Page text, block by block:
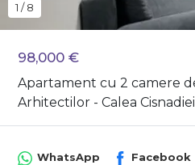
98,000 €
Apartament cu 2 camere
Arhitectilor - Calea
1 /8
WhatsApp Facebook